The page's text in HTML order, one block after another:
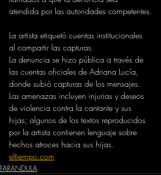
atendida por las autoridades competentes.
La artista etiquetó cuentas institucionales
al compartir las capturas.
La denuncia se hizo pública a través de
las cuentas oficiales de Adriana Lucía,
donde subió capturas de los mensajes.
Las amenazas incluyen injurias y deseos
de violencia contra la cantante y sus
hijas; algunos de los textos reproducidos
por la artista contienen lenguaje sobre
hechos atroces hacia sus hijas.
eltiempo.com
FARANDULA